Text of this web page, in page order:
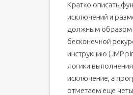
Кратко описать
исключений и
должным образом
бесконечной
инструкцию (JMP
логики
исключение, а
отметаем еще